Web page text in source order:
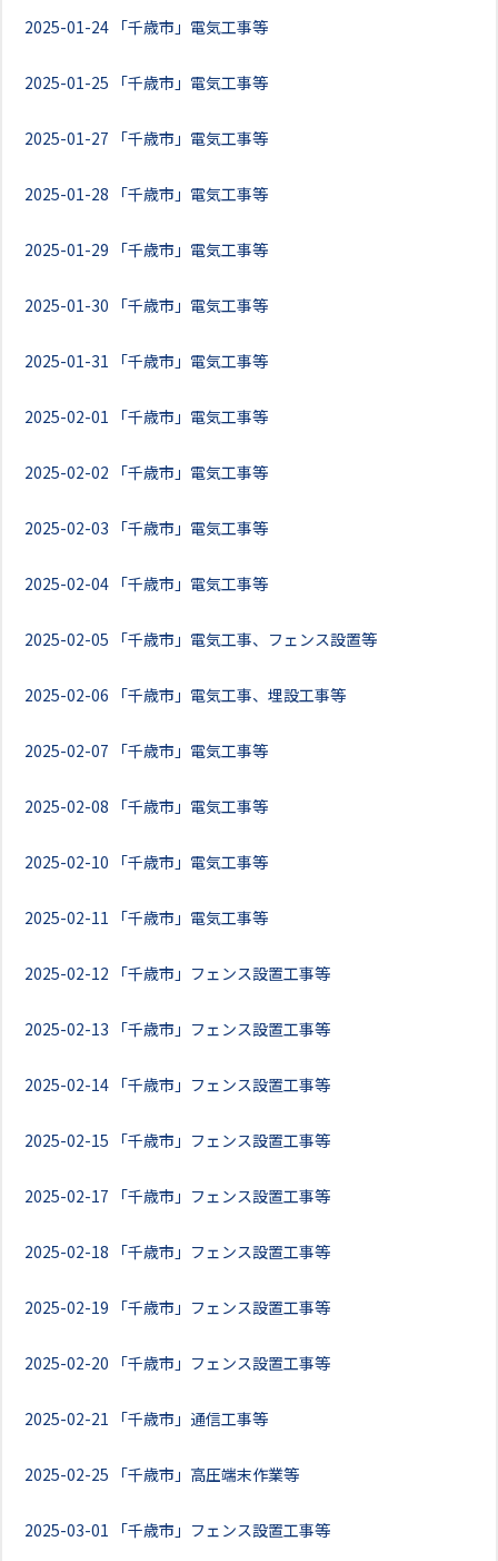
2025-01-24 「千歳市」電気工事等
2025-01-25 「千歳市」電気工事等
2025-01-27 「千歳市」電気工事等
2025-01-28 「千歳市」電気工事等
2025-01-29 「千歳市」電気工事等
2025-01-30 「千歳市」電気工事等
2025-01-31 「千歳市」電気工事等
2025-02-01 「千歳市」電気工事等
2025-02-02 「千歳市」電気工事等
2025-02-03 「千歳市」電気工事等
2025-02-04 「千歳市」電気工事等
2025-02-05 「千歳市」電気工事、フェンス設置等
2025-02-06 「千歳市」電気工事、埋設工事等
2025-02-07 「千歳市」電気工事等
2025-02-08 「千歳市」電気工事等
2025-02-10 「千歳市」電気工事等
2025-02-11 「千歳市」電気工事等
2025-02-12 「千歳市」フェンス設置工事等
2025-02-13 「千歳市」フェンス設置工事等
2025-02-14 「千歳市」フェンス設置工事等
2025-02-15 「千歳市」フェンス設置工事等
2025-02-17 「千歳市」フェンス設置工事等
2025-02-18 「千歳市」フェンス設置工事等
2025-02-19 「千歳市」フェンス設置工事等
2025-02-20 「千歳市」フェンス設置工事等
2025-02-21 「千歳市」通信工事等
2025-02-25 「千歳市」高圧端末作業等
2025-03-01 「千歳市」フェンス設置工事等